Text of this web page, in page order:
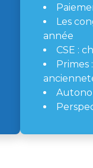
Les
année
CSE :
Primes